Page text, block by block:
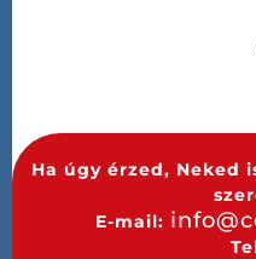
Ha úgy érzed, Neked
E-mail: